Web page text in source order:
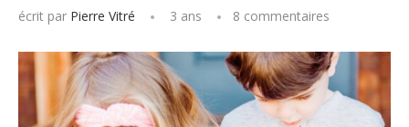
écrit par Pierre Vitré 3 ans 8 commentaires